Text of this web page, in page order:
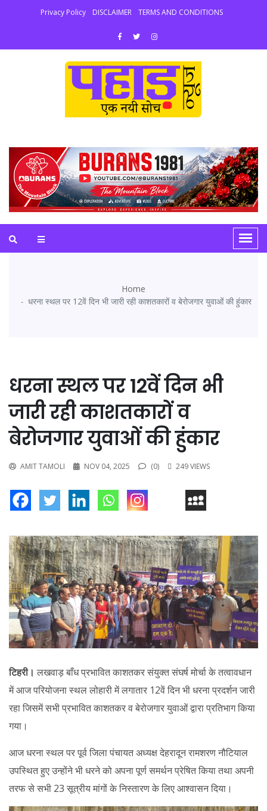
Privacy Policy DISCLAIMER TERMS AND CONDITIONS
Home
धरना स्थल पर 12वें दिन भी जारी रही काशतकारों व बेरोजगार युवाओं की हुंकार
धरना स्थल पर 12वें दिन भी
जारी रही काशतकारों व
बेरोजगार युवाओं की हुंकार
AMIT TAMOLI NOV 04, 2025 (0) 249 VIEWS
टिहरी। लखवाड़ बाँध प्रभावित काशतकर संयुक्त संघर्ष मोर्चा के तत्वावधान
में आज परियोजना स्थल लोहारी में लगातार 12वें दिन भी धरना प्रदर्शन जारी
रहा जिसमें सभी प्रभावित काशतकर व बेरोजगार युवाओं द्वारा प्रतिभाग किया
गया।
आज धरना स्थल पर पूर्व जिला पंचायत अध्यक्ष देहरादून रामशरण नौटियाल
उपस्थित हुए उन्होंने भी धरने को अपना पूर्ण समर्थन प्रेषित किया तथा अपनी
तरफ से सभी 23 सूत्रीय मांगों के निस्तारण के लिए आश्वासन दिया।